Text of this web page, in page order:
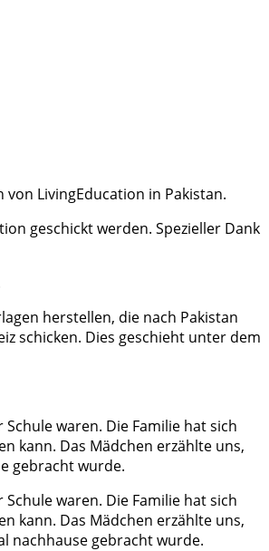
LivingEducation in Pakistan.
geschickt werden. Spezieller Dank
herstellen, die nach Pakistan
schicken. Dies geschieht unter dem
waren. Die Familie hat sich
kann. Das Mädchen erzählte uns,
gebracht wurde.
waren. Die Familie hat sich
kann. Das Mädchen erzählte uns,
nachhause gebracht wurde.